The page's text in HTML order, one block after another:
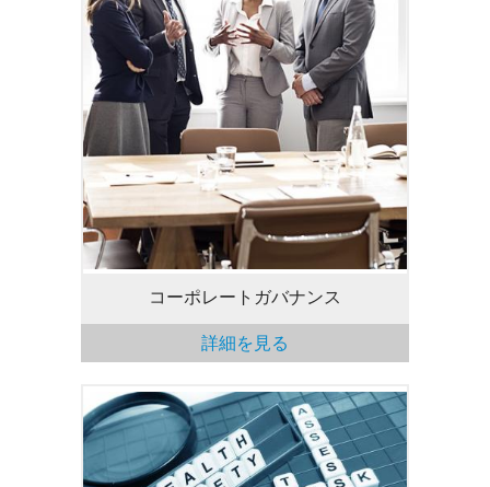
取締役会の運営方法と
その主な責務に関する見識を紹介します。
コーポレートガバナンス
詳細を見る